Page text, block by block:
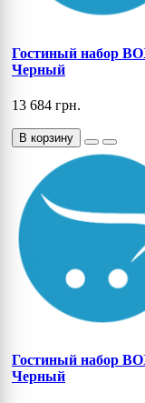
Гостиный набор
Черный
13 684 грн.
В корзину
Гостиный набор
Черный